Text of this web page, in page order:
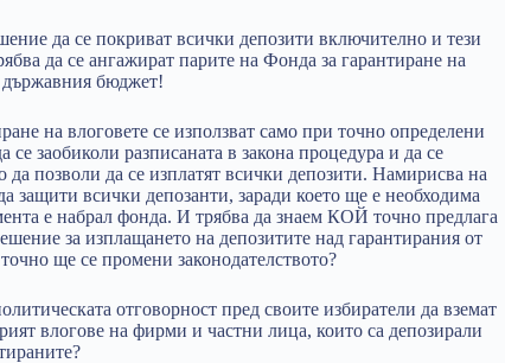
да се покриват всички депозити включително и тези
да се ангажират парите на Фонда за гарантиране на
държавния бюджет!
на влоговете се използват само при точно определени
заобиколи разписаната в закона процедура и да се
да позволи да се изплатят всички депозити. Намирисва на
защити всички депозанти, заради което ще е необходима
е набрал фонда. И трябва да знаем КОЙ точно предлага
за изплащането на депозитите над гарантирания от
ще се промени законодателството?
отговорност пред своите избиратели да вземат
влогове на фирми и частни лица, които са депозирали